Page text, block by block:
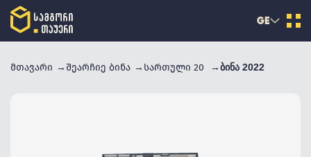
GE
მთავარი შეარჩიე ბინა სართული 20 ბინა 2022